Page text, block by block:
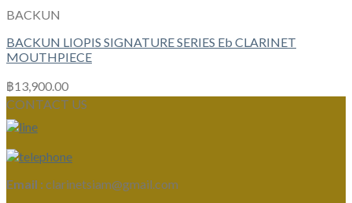
BACKUN
BACKUN LIOPIS SIGNATURE SERIES Eb CLARINET
MOUTHPIECE
฿13,900.00
CONTACT US
Email : clarinetsiam@gmail.com